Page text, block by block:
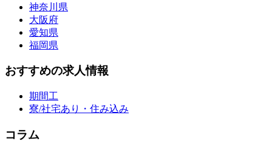
神奈川県
大阪府
愛知県
福岡県
おすすめの求人情報
期間工
寮/社宅あり・住み込み
コラム